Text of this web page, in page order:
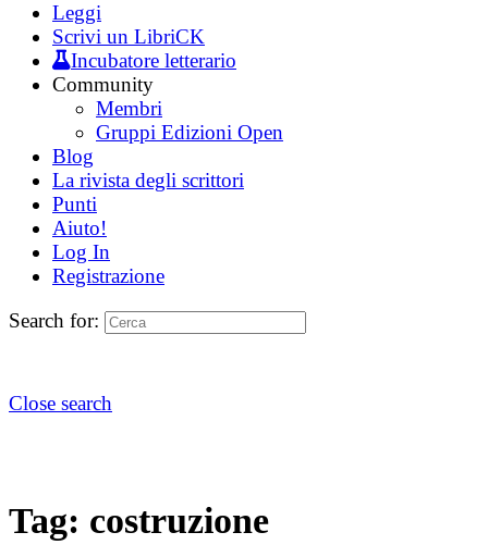
Leggi
Scrivi un LibriCK
Incubatore letterario
Community
Membri
Gruppi Edizioni Open
Blog
La rivista degli scrittori
Punti
Aiuto!
Log In
Registrazione
Search for:
Close search
Tag: costruzione